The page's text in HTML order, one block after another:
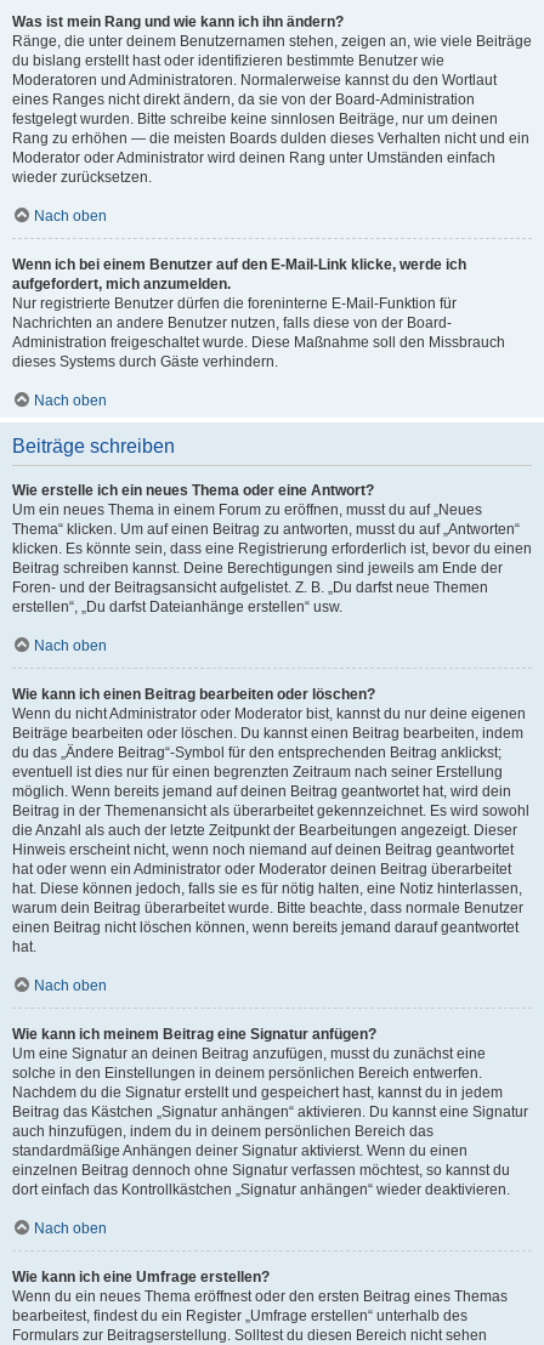
Was ist mein Rang und wie kann ich ihn ändern?
Ränge, die unter deinem Benutzernamen stehen, zeigen an, wie viele Beiträge
du bislang erstellt hast oder identifizieren bestimmte Benutzer wie
Moderatoren und Administratoren. Normalerweise kannst du den Wortlaut
eines Ranges nicht direkt ändern, da sie von der Board-Administration
festgelegt wurden. Bitte schreibe keine sinnlosen Beiträge, nur um deinen
Rang zu erhöhen — die meisten Boards dulden dieses Verhalten nicht und ein
Moderator oder Administrator wird deinen Rang unter Umständen einfach
wieder zurücksetzen.
Nach oben
Wenn ich bei einem Benutzer auf den E-Mail-Link klicke, werde ich
aufgefordert, mich anzumelden.
Nur registrierte Benutzer dürfen die foreninterne E-Mail-Funktion für
Nachrichten an andere Benutzer nutzen, falls diese von der Board-
Administration freigeschaltet wurde. Diese Maßnahme soll den Missbrauch
dieses Systems durch Gäste verhindern.
Nach oben
Beiträge schreiben
Wie erstelle ich ein neues Thema oder eine Antwort?
Um ein neues Thema in einem Forum zu eröffnen, musst du auf „Neues
Thema“ klicken. Um auf einen Beitrag zu antworten, musst du auf „Antworten“
klicken. Es könnte sein, dass eine Registrierung erforderlich ist, bevor du einen
Beitrag schreiben kannst. Deine Berechtigungen sind jeweils am Ende der
Foren- und der Beitragsansicht aufgelistet. Z. B. „Du darfst neue Themen
erstellen“, „Du darfst Dateianhänge erstellen“ usw.
Nach oben
Wie kann ich einen Beitrag bearbeiten oder löschen?
Wenn du nicht Administrator oder Moderator bist, kannst du nur deine eigenen
Beiträge bearbeiten oder löschen. Du kannst einen Beitrag bearbeiten, indem
du das „Ändere Beitrag“-Symbol für den entsprechenden Beitrag anklickst;
eventuell ist dies nur für einen begrenzten Zeitraum nach seiner Erstellung
möglich. Wenn bereits jemand auf deinen Beitrag geantwortet hat, wird dein
Beitrag in der Themenansicht als überarbeitet gekennzeichnet. Es wird sowohl
die Anzahl als auch der letzte Zeitpunkt der Bearbeitungen angezeigt. Dieser
Hinweis erscheint nicht, wenn noch niemand auf deinen Beitrag geantwortet
hat oder wenn ein Administrator oder Moderator deinen Beitrag überarbeitet
hat. Diese können jedoch, falls sie es für nötig halten, eine Notiz hinterlassen,
warum dein Beitrag überarbeitet wurde. Bitte beachte, dass normale Benutzer
einen Beitrag nicht löschen können, wenn bereits jemand darauf geantwortet
hat.
Nach oben
Wie kann ich meinem Beitrag eine Signatur anfügen?
Um eine Signatur an deinen Beitrag anzufügen, musst du zunächst eine
solche in den Einstellungen in deinem persönlichen Bereich entwerfen.
Nachdem du die Signatur erstellt und gespeichert hast, kannst du in jedem
Beitrag das Kästchen „Signatur anhängen“ aktivieren. Du kannst eine Signatur
auch hinzufügen, indem du in deinem persönlichen Bereich das
standardmäßige Anhängen deiner Signatur aktivierst. Wenn du einen
einzelnen Beitrag dennoch ohne Signatur verfassen möchtest, so kannst du
dort einfach das Kontrollkästchen „Signatur anhängen“ wieder deaktivieren.
Nach oben
Wie kann ich eine Umfrage erstellen?
Wenn du ein neues Thema eröffnest oder den ersten Beitrag eines Themas
bearbeitest, findest du ein Register „Umfrage erstellen“ unterhalb des
Formulars zur Beitragserstellung. Solltest du diesen Bereich nicht sehen